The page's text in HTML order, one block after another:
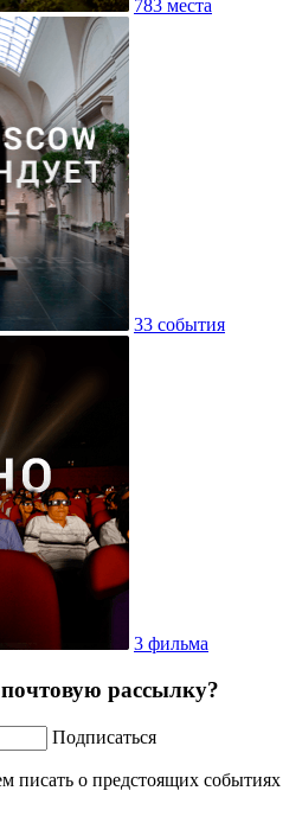
783 места
33 события
3 фильма
рассылку?
Подписаться
писать о предстоящих событиях